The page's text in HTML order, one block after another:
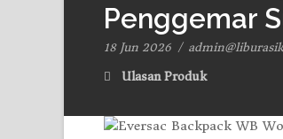
Penggemar
18 Jun 2026 / admin@liburasik
Ulasan Produk